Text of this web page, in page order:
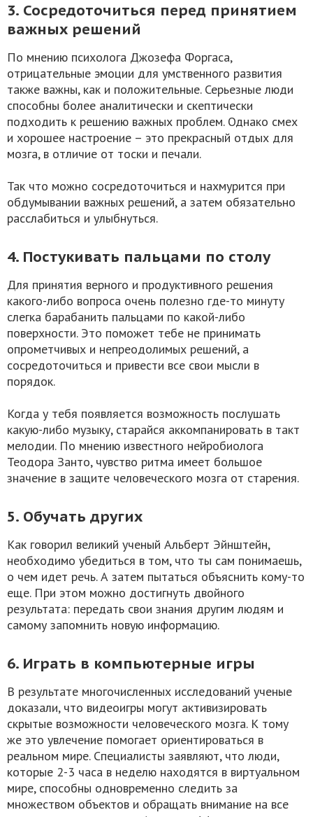
3. Сосредоточиться перед принятием
важных решений
По мнению психолога Джозефа Форгаса,
отрицательные эмоции для умственного развития
также важны, как и положительные. Серьезные люди
способны более аналитически и скептически
подходить к решению важных проблем. Однако смех
и хорошее настроение – это прекрасный отдых для
мозга, в отличие от тоски и печали.
Так что можно сосредоточиться и нахмурится при
обдумывании важных решений, а затем обязательно
расслабиться и улыбнуться.
4. Постукивать пальцами по столу
Для принятия верного и продуктивного решения
какого-либо вопроса очень полезно где-то минуту
слегка барабанить пальцами по какой-либо
поверхности. Это поможет тебе не принимать
опрометчивых и непреодолимых решений, а
сосредоточиться и привести все свои мысли в
порядок.
Когда у тебя появляется возможность послушать
какую-либо музыку, старайся аккомпанировать в такт
мелодии. По мнению известного нейробиолога
Теодора Занто, чувство ритма имеет большое
значение в защите человеческого мозга от старения.
5. Обучать других
Как говорил великий ученый Альберт Эйнштейн,
необходимо убедиться в том, что ты сам понимаешь,
о чем идет речь. А затем пытаться объяснить кому-то
еще. При этом можно достигнуть двойного
результата: передать свои знания другим людям и
самому запомнить новую информацию.
6. Играть в компьютерные игры
В результате многочисленных исследований ученые
доказали, что видеоигры могут активизировать
скрытые возможности человеческого мозга. К тому
же это увлечение помогает ориентироваться в
реальном мире. Специалисты заявляют, что люди,
которые 2-3 часа в неделю находятся в виртуальном
мире, способны одновременно следить за
множеством объектов и обращать внимание на все